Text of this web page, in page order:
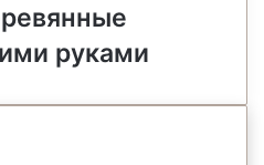
руками